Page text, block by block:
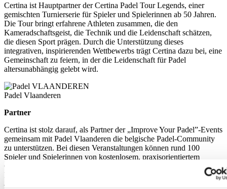
Certina ist Hauptpartner der Certina Padel Tour Legends, einer
gemischten Turnierserie für Spieler und Spielerinnen ab 50 Jahren.
Die Tour bringt erfahrene Athleten zusammen, die den
Kameradschaftsgeist, die Technik und die Leidenschaft schätzen,
die diesen Sport prägen. Durch die Unterstützung dieses
integrativen, inspirierenden Wettbewerbs trägt Certina dazu bei, eine
Gemeinschaft zu feiern, in der die Leidenschaft für Padel
altersunabhängig gelebt wird.
Padel Vlaanderen
Partner
Certina ist stolz darauf, als Partner der „Improve Your Padel”-Events
gemeinsam mit Padel Vlaanderen die belgische Padel-Community
zu unterstützen. Bei diesen Veranstaltungen können rund 100
Spieler und Spielerinnen von kostenlosem, praxisorientiertem
Coaching durch professionelle Trainer profitieren und so ihre
Fähigkeiten auf einfache und motivierende Weise weiterentwickeln
– eine gute Möglichkeit, den Sport gemeinsam voranzubringen.